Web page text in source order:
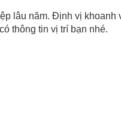
lâu năm. Định vị khoanh
thông tin vị trí bạn nhé.